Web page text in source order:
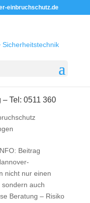
einbruchschutz.de
Tel: 0511 360
Beitrag
nicht nur einen
auch
Beratung – Risiko